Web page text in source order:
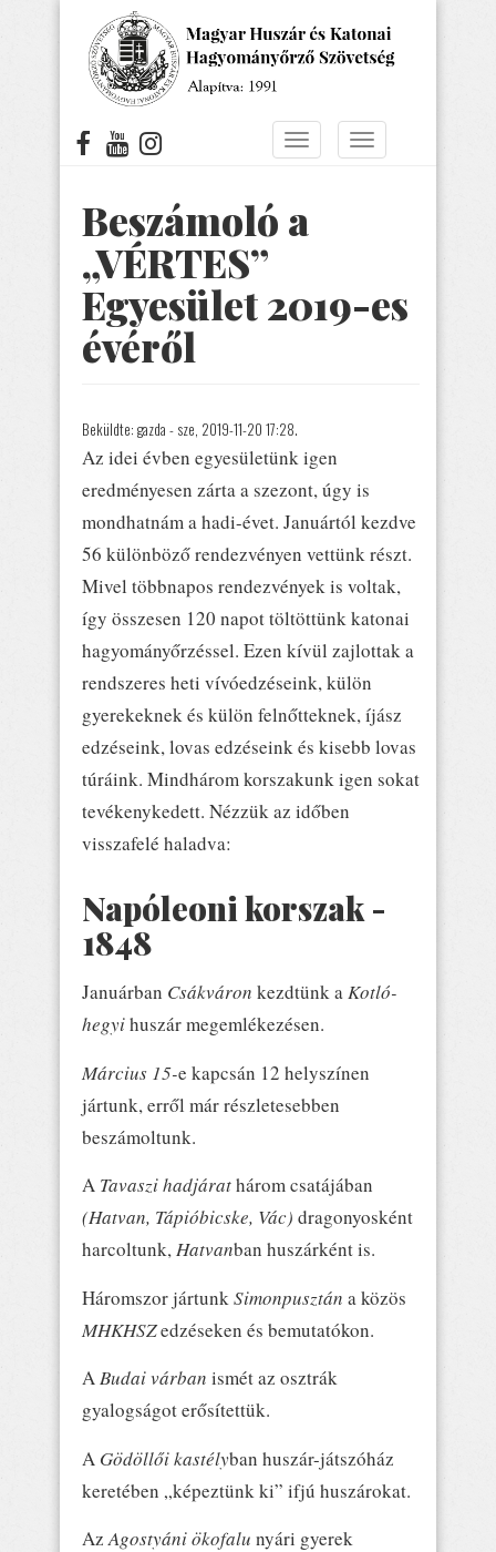
Navigáció
Navigáció
Beszámoló a
„VÉRTES”
Egyesület 2019-es
évéről
Beküldte: gazda - sze, 2019-11-20 17:28.
Az idei évben egyesületünk igen
eredményesen zárta a szezont, úgy is
mondhatnám a hadi-évet. Januártól kezdve
56 különböző rendezvényen vettünk részt.
Mivel többnapos rendezvények is voltak,
így összesen 120 napot töltöttünk katonai
hagyományőrzéssel. Ezen kívül zajlottak a
rendszeres heti vívóedzéseink, külön
gyerekeknek és külön felnőtteknek, íjász
edzéseink, lovas edzéseink és kisebb lovas
túráink. Mindhárom korszakunk igen sokat
tevékenykedett. Nézzük az időben
visszafelé haladva:
Napóleoni korszak -
1848
Januárban Csákváron kezdtünk aKotló-
hegyihuszár megemlékezésen.
Március 15-e kapcsán 12 helyszínen
jártunk, erről már részletesebben
beszámoltunk.
A Tavaszi hadjárathárom csatájában
(Hatvan, Tápióbicske, Vác) dragonyosként
harcoltunk,Hatvanban huszárként is.
Háromszor jártunk Simonpusztán a közös
MHKHSZedzéseken és bemutatókon.
ABudai várban ismét az osztrák
gyalogságot erősítettük.
A Gödöllői kastélyban huszár-játszóház
keretében „képeztünk ki” ifjú huszárokat.
AzAgostyáni ökofalu nyári gyerek